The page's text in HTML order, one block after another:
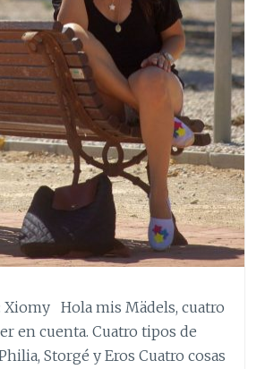
Xiomy Hola mis Mädels, cuatro
en cuenta. Cuatro tipos de
Storgé y Eros Cuatro cosas